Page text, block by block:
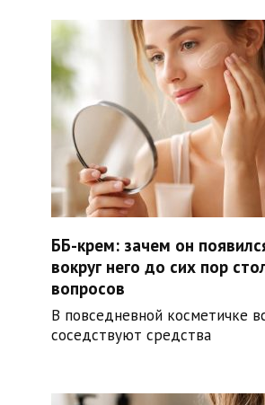
ББ-крем: зачем он
вокруг него до сих пор
вопросов
В повседневной косметичке
соседствуют средства